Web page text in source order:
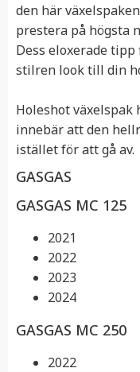
den här
prestera på högsta
Dess eloxerade
stilren look till din
Holeshot växelspak
innebär att den
istället för att gå av.
GASGAS
GASGAS MC 125
2021
2022
2023
2024
GASGAS MC 250
2022